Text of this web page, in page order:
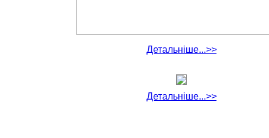
Детальніше...>>
Детальніше...>>